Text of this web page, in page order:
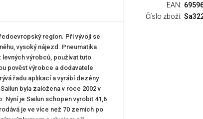
region. Při vývoji se
vysoký nájezd. Pneumatika
levných výrobců, používat tuto
pověst výrobce a dodavatele
řadu aplikací a vyrábí dezény
byla založena v roce 2002 v
je Sailun schopen vyrobit 41,6
je ve více než 70 zemích po
EAN:
Číslo zboží: